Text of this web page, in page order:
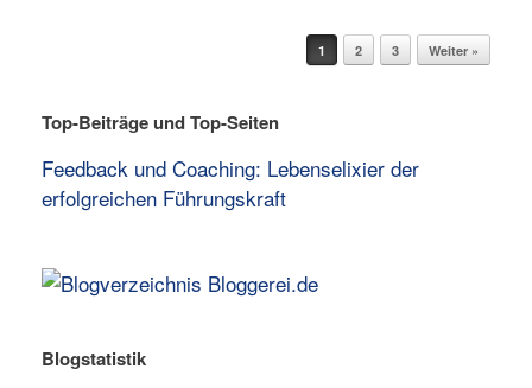
1 2 3 Weiter »
Top-Beiträge und Top-Seiten
Feedback und Coaching: Lebenselixier der
erfolgreichen Führungskraft
Blogstatistik